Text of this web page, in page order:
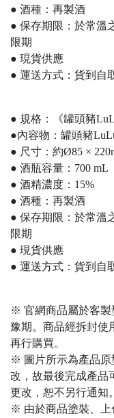
● 酒種：再製酒
● 保存期限：於常溫
限期
● 現貨供應
● 運送方式：貨到自
● 規格：《罐頭豬
●內容物：罐頭豬
● 尺寸：約Ø85 ×
● 酒瓶容量：700 mL
● 酒精濃度：15%
● 酒種：再製酒
● 保存期限：於常溫
限期
● 現貨供應
● 運送方式：貨到自
※ 官網商品屬於客製
豫期。商品經拆封使
再行購買。
※ 圖片所示為產品原
改，故最後完成產品
更改，恕不另行通知。
※ 由於商品塗裝、上